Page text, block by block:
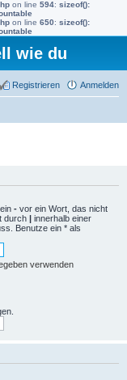
on line 594: sizeof():
on line 650: sizeof():
wie du
Anmelden
Registrieren
- vor ein Wort, das nicht
durch | innerhalb einer
Benutze ein * als
verwenden